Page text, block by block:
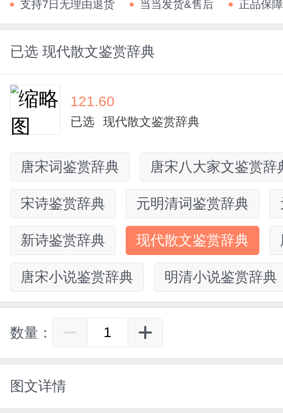
支持7日无理由退货 当当发货&售后 正品保障
已选 现代散文鉴赏辞典
121.60
已选 现代散文鉴赏辞典
唐宋词鉴赏辞典 唐宋八大家文鉴赏辞
宋诗鉴赏辞典 元明清词鉴赏辞典
新诗鉴赏辞典 现代散文鉴赏辞典
唐宋小说鉴赏辞典 明清小说鉴赏辞典
数量：
图文详情